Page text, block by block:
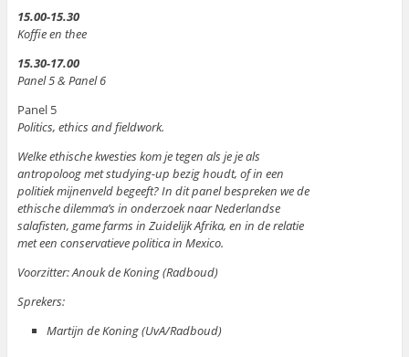
15.00-15.30
Koffie en thee
15.30-17.00
Panel 5 & Panel 6
Panel 5
Politics, ethics and fieldwork.
Welke ethische kwesties kom je tegen als je je als
antropoloog met studying-up bezig houdt, of in een
politiek mijnenveld begeeft? In dit panel bespreken we de
ethische dilemma’s in onderzoek naar Nederlandse
salafisten, game farms in Zuidelijk Afrika, en in de relatie
met een conservatieve politica in Mexico.
Voorzitter: Anouk de Koning (Radboud)
Sprekers:
Martijn de Koning (UvA/Radboud)